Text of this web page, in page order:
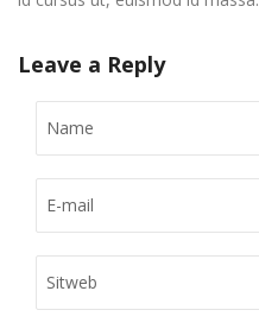
Leave a Reply